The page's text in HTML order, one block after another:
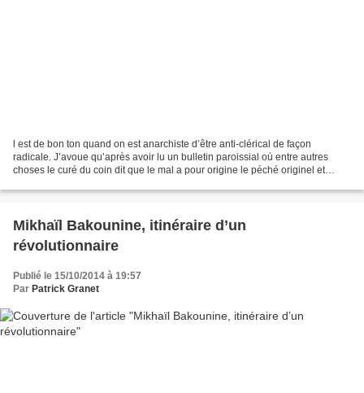
l est de bon ton quand on est anarchiste d’être anti-clérical de façon
radicale. J’avoue qu’après avoir lu un bulletin paroissial où entre autres
choses le curé du coin dit que le mal a pour origine le péché originel et
Mikhaïl Bakounine, itinéraire d’un
révolutionnaire
Publié le 15/10/2014 à 19:57
Par Patrick Granet